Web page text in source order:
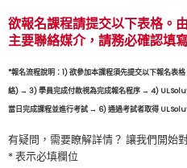
欲報名課程請提交以下表格。
主要聯絡媒介，請務必確認填
*報名流程說明：1) 欲參加本課程須先提交以下報名表
絡) → 3) 學員完成付款視為完成報名程序 → 4) UL
當日完成課程並進行考試 → 6) 通過考試者取得 UL
有疑問，需要瞭解詳情？ 讓我們開始
* 表示必填欄位